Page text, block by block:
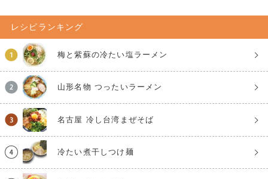
レシピランキング
梅と紫蘇の冷たい塩ラーメン
山形名物 つったいラーメン
名古屋 冷し台湾まぜそば
冷たい煮干しつけ麺